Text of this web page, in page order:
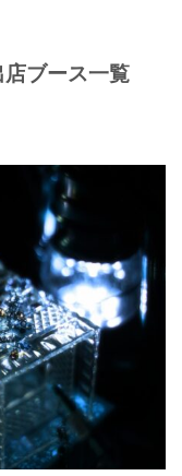
ブース一覧